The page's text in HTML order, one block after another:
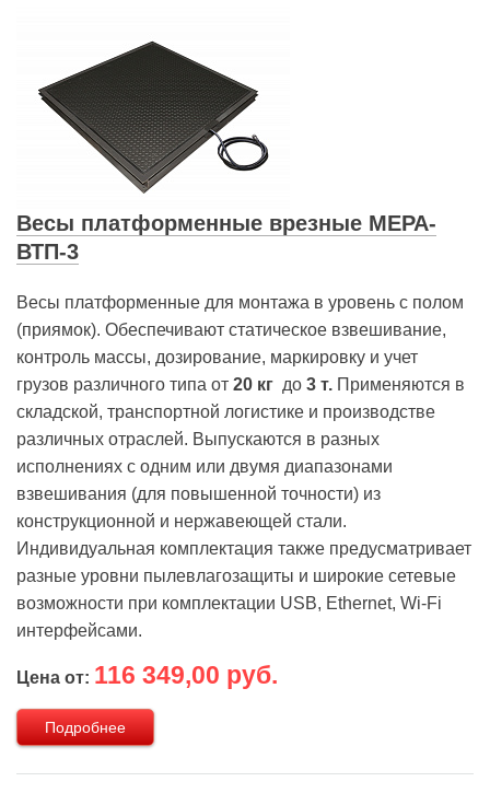
Весы платформенные врезные МЕРА-
ВТП-3
Весы платформенные для монтажа в уровень с полом
(приямок). Обеспечивают статическое взвешивание,
контроль массы, дозирование, маркировку и учет
грузов различного типа от 20 кг до 3 т. Применяются в
складской, транспортной логистике и производстве
различных отраслей. Выпускаются в разных
исполнениях с одним или двумя диапазонами
взвешивания (для повышенной точности) из
конструкционной и нержавеющей стали.
Индивидуальная комплектация также предусматривает
разные уровни пылевлагозащиты и широкие сетевые
возможности при комплектации USB, Ethernet, Wi-Fi
интерфейсами.
Цена от: 116 349,00 руб.
Подробнее